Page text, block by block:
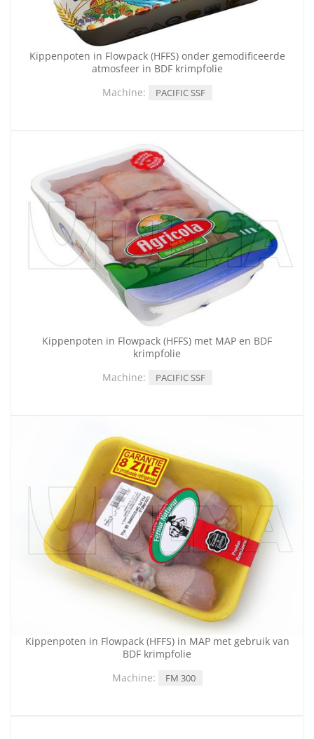
Kippenpoten in Flowpack (HFFS) onder gemodificeerde
atmosfeer in BDF krimpfolie
Machine:
PACIFIC SSF
Kippenpoten in Flowpack (HFFS) met MAP en BDF
krimpfolie
Machine:
PACIFIC SSF
Kippenpoten in Flowpack (HFFS) in MAP met gebruik van
BDF krimpfolie
Machine:
FM 300